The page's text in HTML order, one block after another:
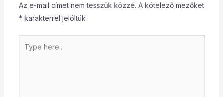
Az e-mail címet nem tesszük közzé. A kötelező mezőket
* karakterrel jelöltük
here..